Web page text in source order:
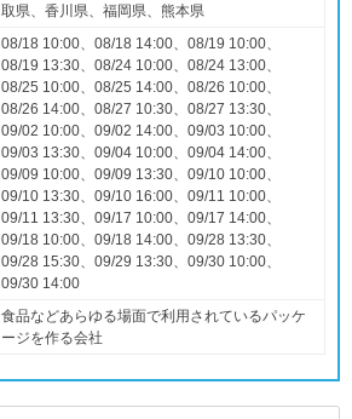
取県、香川県、福岡県、熊本県
08/18 10:00、08/18 14:00、08/19 10:00、
08/19 13:30、08/24 10:00、08/24 13:00、
08/25 10:00、08/25 14:00、08/26 10:00、
08/26 14:00、08/27 10:30、08/27 13:30、
09/02 10:00、09/02 14:00、09/03 10:00、
09/03 13:30、09/04 10:00、09/04 14:00、
09/09 10:00、09/09 13:30、09/10 10:00、
09/10 13:30、09/10 16:00、09/11 10:00、
09/11 13:30、09/17 10:00、09/17 14:00、
09/18 10:00、09/18 14:00、09/28 13:30、
09/28 15:30、09/29 13:30、09/30 10:00、
09/30 14:00
食品などあらゆる場面で利用されているパッケ
ージを作る会社